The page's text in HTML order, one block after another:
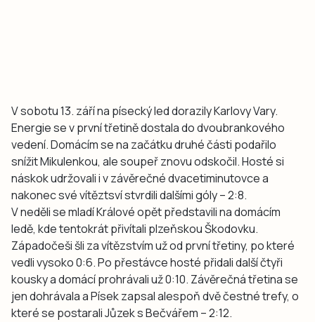
V sobotu 13. září na písecký led dorazily Karlovy Vary.
Energie se v první třetině dostala do dvoubrankového
vedení. Domácím se na začátku druhé části podařilo
snížit Mikulenkou, ale soupeř znovu odskočil. Hosté si
náskok udržovali i v závěrečné dvacetiminutovce a
nakonec své vítěztsví stvrdili dalšími góly – 2:8.
V neděli se mladí Králové opět představili na domácím
ledě, kde tentokrát přivítali plzeňskou Škodovku.
Západočeši šli za vítězstvím už od první třetiny, po které
vedli vysoko 0:6. Po přestávce hosté přidali další čtyři
kousky a domácí prohrávali už 0:10. Závěrečná třetina se
jen dohrávala a Písek zapsal alespoň dvě čestné trefy, o
které se postarali Jůzek s Bečvářem – 2:12.